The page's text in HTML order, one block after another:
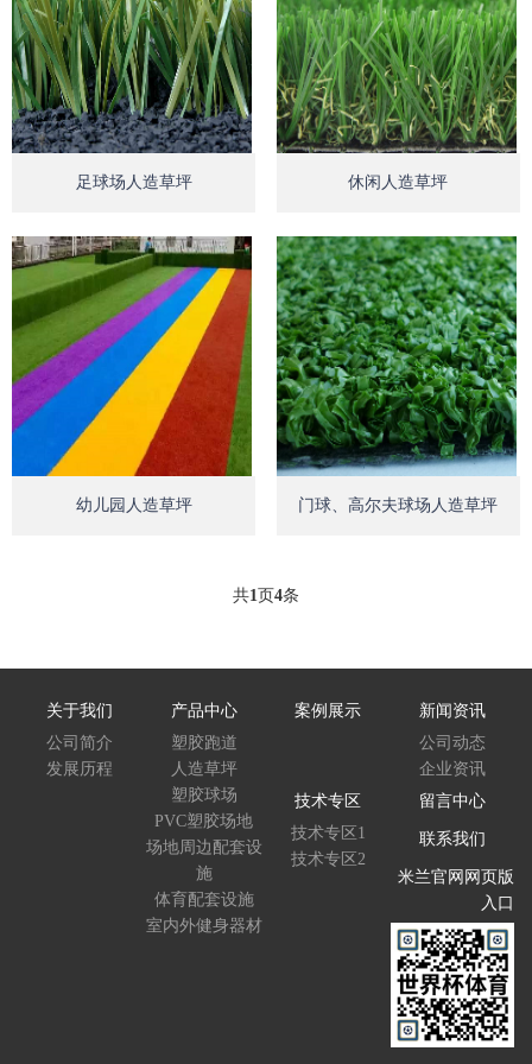
足球场人造草坪
Open
休闲人造草坪
幼儿园人造草坪
Open
门球、高尔夫球场人造草坪
共1页4条
关于我们
公司简介
发展历程
产品中心
塑胶跑道
人造草坪
塑胶球场
PVC塑胶场地
场地周边配套设
施
体育配套设施
室内外健身器材
案例展示
新闻资讯
公司动态
企业资讯
技术专区
技术专区1
技术专区2
留言中心
联系我们
米兰官网网页版
入口